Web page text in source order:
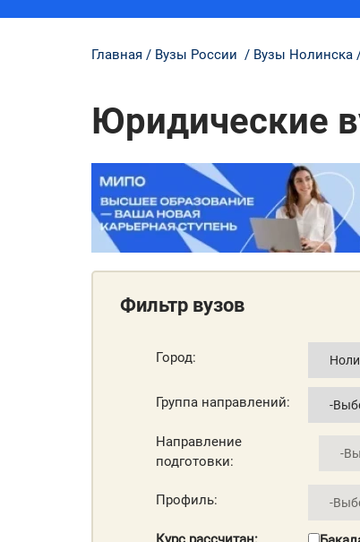
Главная Вузы России Вузы Нолинска
Юридические
Фильтр вузов
Город:
Группа направлений:
Направление
подготовки:
Профиль: